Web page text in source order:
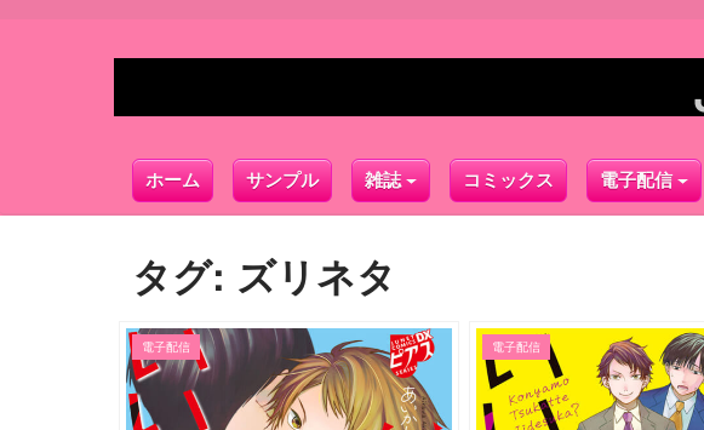
ホーム サンプル 雑誌 コミックス 電子配信
タグ: ズリネタ
電子配信 電子配信